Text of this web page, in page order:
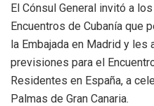
El Cónsul General invitó a
Encuentros de Cubanía que
la Embajada en Madrid y
previsiones para el
Residentes en España, a
Palmas de Gran Canaria.